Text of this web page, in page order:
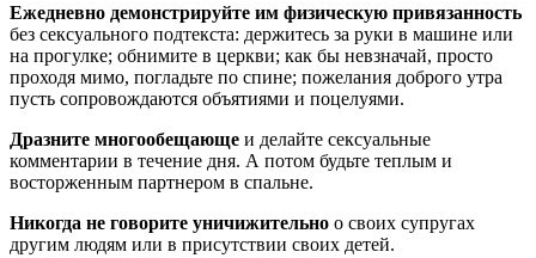
Ежедневно демонстрируйте им физическую привязанность
без сексуального подтекста: держитесь за руки в машине или
на прогулке; обнимите в церкви; как бы невзначай, просто
проходя мимо, погладьте по спине; пожелания доброго утра
пусть сопровождаются объятиями и поцелуями.
Дразните многообещающе и делайте сексуальные
комментарии в течение дня. А потом будьте теплым и
восторженным партнером в спальне.
Никогда не говорите уничижительно о своих супругах
другим людям или в присутствии своих детей.